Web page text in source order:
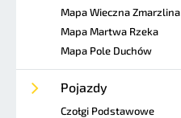
Mapa Wieczna Zmarzlina
Mapa Martwa Rzeka
Mapa Pole Duchów
Pojazdy
Czołgi Podstawowe